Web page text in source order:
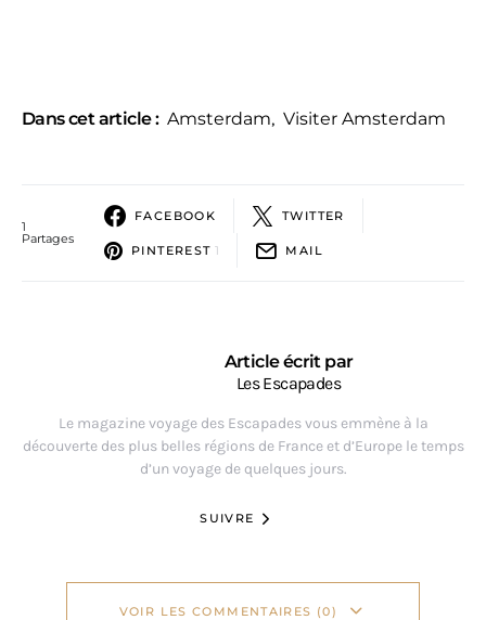
Dans cet article : Amsterdam, Visiter Amsterdam
1
Partages
FACEBOOK TWITTER
PINTEREST 1 MAIL
Article écrit par
Les Escapades
Le magazine voyage des Escapades vous emmène à la
découverte des plus belles régions de France et d’Europe le temps
d’un voyage de quelques jours.
SUIVRE
VOIR LES COMMENTAIRES (0)